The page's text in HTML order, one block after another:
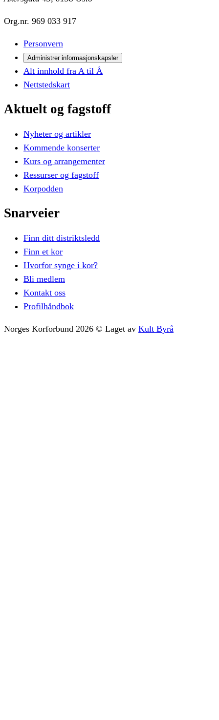
Org.nr. 969 033 917
Personvern
Administrer informasjonskapsler
Alt innhold fra A til Å
Nettstedskart
Aktuelt og fagstoff
Nyheter og artikler
Kommende konserter
Kurs og arrangementer
Ressurser og fagstoff
Korpodden
Snarveier
Finn ditt distriktsledd
Finn et kor
Hvorfor synge i kor?
Bli medlem
Kontakt oss
Profilhåndbok
Norges Korforbund 2026 © Laget av Kult Byrå